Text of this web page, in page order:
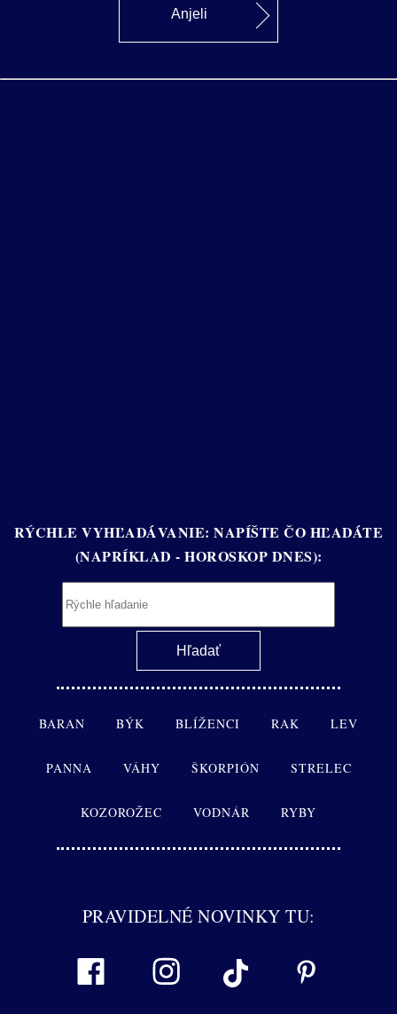
Anjeli
RÝCHLE VYHĽADÁVANIE: NAPÍŠTE ČO HĽADÁTE
(NAPRÍKLAD - HOROSKOP DNES):
BARAN BÝK BLÍŽENCI RAK LEV
PANNA VÁHY ŠKORPIÓN STRELEC
KOZOROŽEC VODNÁR RYBY
PRAVIDELNÉ NOVINKY TU: